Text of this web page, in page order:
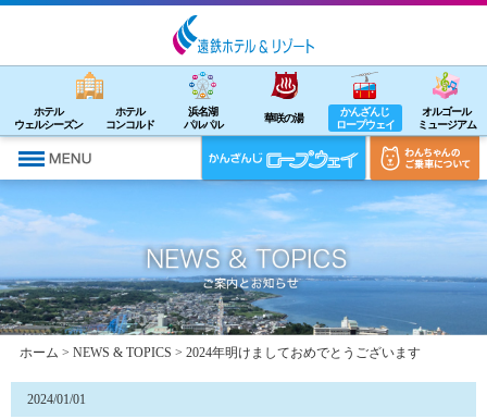
ホテル
ウェルシーズン
ホテル
コンコルド
浜名湖
パルパル
華咲の湯
かんざんじ
ロープウェイ
オルゴール
ミュージアム
ホーム > NEWS & TOPICS > 2024年明けましておめでとうございます
2024/01/01